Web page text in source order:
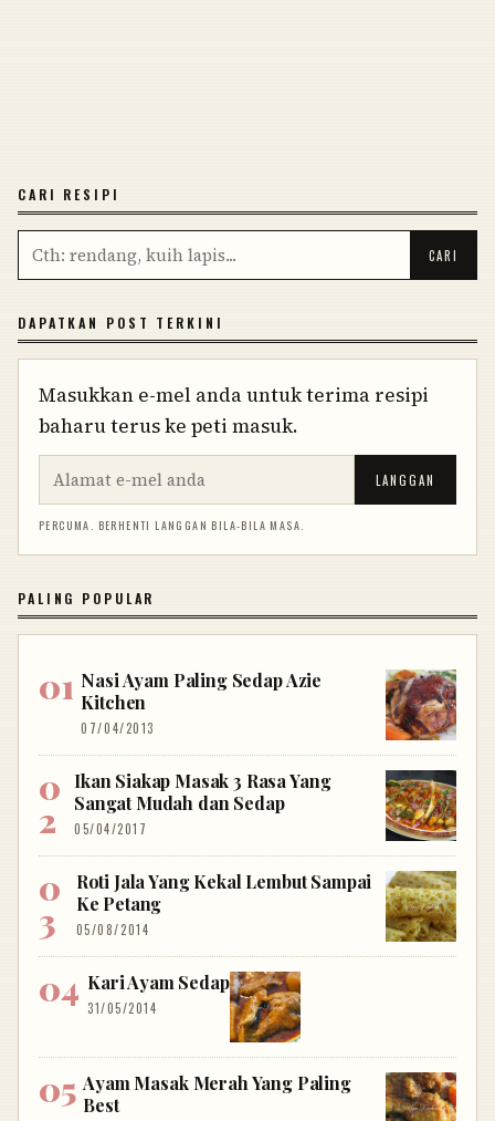
CARI RESIPI
DAPATKAN POST TERKINI
Masukkan e-mel anda untuk terima resipi
baharu terus ke peti masuk.
LANGGAN
PERCUMA. BERHENTI LANGGAN BILA-BILA MASA.
PALING POPULAR
Nasi Ayam Paling Sedap Azie
Kitchen
07/04/2013
Ikan Siakap Masak 3 Rasa Yang
Sangat Mudah dan Sedap
05/04/2017
Roti Jala Yang Kekal Lembut Sampai
Ke Petang
05/08/2014
Kari Ayam Sedap
31/05/2014
Ayam Masak Merah Yang Paling
Best